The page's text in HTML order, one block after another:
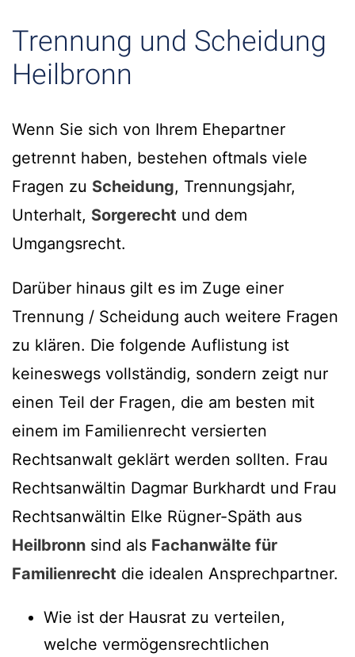
Trennung und Scheidung
Heilbronn
Wenn Sie sich von Ihrem Ehepartner
getrennt haben, bestehen oftmals viele
Fragen zu Scheidung, Trennungsjahr,
Unterhalt, Sorgerecht und dem
Umgangsrecht.
Darüber hinaus gilt es im Zuge einer
Trennung / Scheidung auch weitere Fragen
zu klären. Die folgende Auflistung ist
keineswegs vollständig, sondern zeigt nur
einen Teil der Fragen, die am besten mit
einem im Familienrecht versierten
Rechtsanwalt geklärt werden sollten. Frau
Rechtsanwältin Dagmar Burkhardt und Frau
Rechtsanwältin Elke Rügner-Späth aus
Heilbronn sind als Fachanwälte für
Familienrecht die idealen Ansprechpartner.
Wie ist der Hausrat zu verteilen,
welche vermögensrechtlichen